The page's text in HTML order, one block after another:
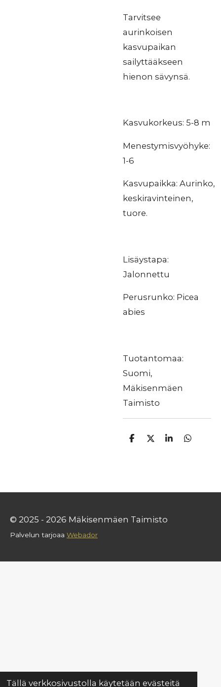
Tällä verkkosivustolla käytetään evästeitä
Tarvitsee
aurinkoisen
kasvupaikan
sailyttääkseen
hienon sävynsä.
Kasvukorkeus: 5-8 m
Menestymisvyöhyke:
1-6
Kasvupaikka: Aurinko,
keskiravinteinen,
tuore.
Lisäystapa:
Jalonnettu
Perusrunko: Picea
abies
Tuotantomaa:
Suomi,
Mäkisenmäen
Taimisto
J
J
J
J
© 2025 - 2026 Mäkisenmäen Taimisto
Palvelun tarjoaa Webador